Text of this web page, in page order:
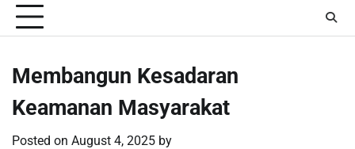
Membangun Kesadaran
Keamanan Masyarakat
Posted on August 4, 2025 by